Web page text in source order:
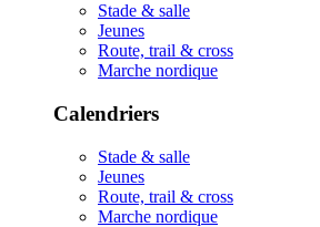
Stade & salle
Jeunes
Route, trail & cross
Marche nordique
Calendriers
Stade & salle
Jeunes
Route, trail & cross
Marche nordique